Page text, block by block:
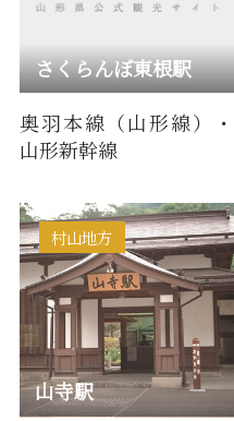
さくらんぼ東根駅
奥羽本線（山形線）・
山形新幹線
山寺駅
村山地方